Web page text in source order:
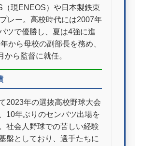
（現ENEOS）や日本製鉄東
レー。高校時代には2007年
ツで優勝し、夏は4強に進
から母校の副部長を務め、
から監督に就任。
2023年の選抜高校野球大会
10年ぶりのセンバツ出場を
社会人野球での苦しい経験
盤としており、選手たちに